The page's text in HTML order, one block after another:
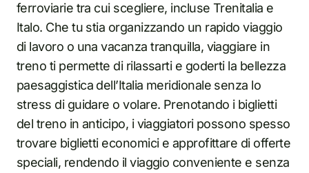
ferroviarie tra cui scegliere, incluse Trenitalia e
Italo. Che tu stia organizzando un rapido viaggio
di lavoro o una vacanza tranquilla, viaggiare in
treno ti permette di rilassarti e goderti la bellezza
paesaggistica dell’Italia meridionale senza lo
stress di guidare o volare. Prenotando i biglietti
del treno in anticipo, i viaggiatori possono spesso
trovare biglietti economici e approfittare di offerte
speciali, rendendo il viaggio conveniente e senza